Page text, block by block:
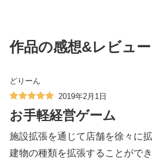
作品の感想&レビュー
どりーん
2019年2月1日
お手軽経営ゲーム
施設拡張を通じて店舗を徐々に
建物の種類を拡張することがで